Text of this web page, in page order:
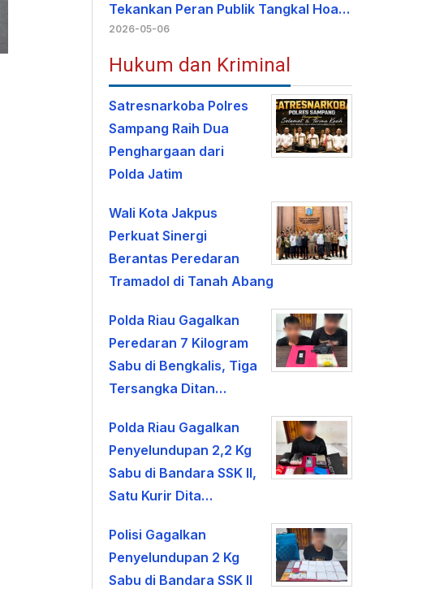
Tekankan Peran Publik Tangkal Hoa…
2026-05-06
Hukum dan Kriminal
Satresnarkoba Polres
Sampang Raih Dua
Penghargaan dari
Polda Jatim
Wali Kota Jakpus
Perkuat Sinergi
Berantas Peredaran
Tramadol di Tanah Abang
Polda Riau Gagalkan
Peredaran 7 Kilogram
Sabu di Bengkalis, Tiga
Tersangka Ditan…
Polda Riau Gagalkan
Penyelundupan 2,2 Kg
Sabu di Bandara SSK II,
Satu Kurir Dita…
Polisi Gagalkan
Penyelundupan 2 Kg
Sabu di Bandara SSK II